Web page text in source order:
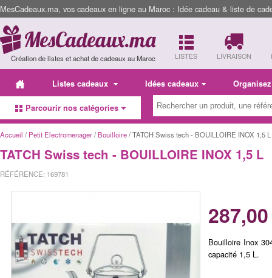
MesCadeaux.ma, vos cadeaux en ligne au Maroc : Idée cadeau & liste de
Création de listes et achat de cadeaux au Maroc LISTES LIVRAISON
Listes cadeaux Idées cadeaux
Parcourir nos catégories
Accueil / Petit Electromenager/Bouilloire/ TATCH Swiss tech - BOUILLOIRE INOX 1,5 L
TATCH Swiss tech - BOUILLOIRE INOX 1,5 L
RÉFÉRENCE: 169781
287,00
Bouilloire Inox
capacité 1,5 L.